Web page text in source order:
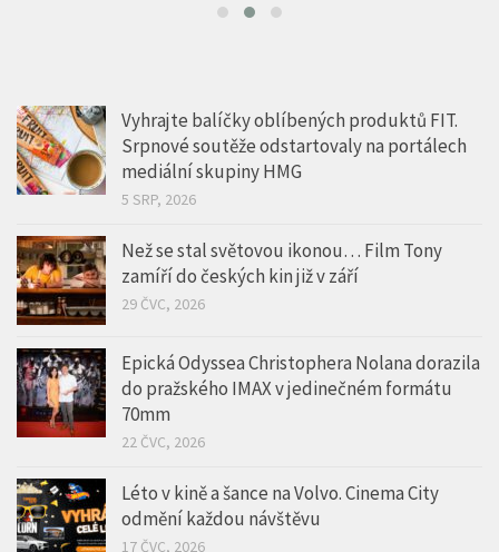
Vyhrajte balíčky oblíbených produktů FIT.
Srpnové soutěže odstartovaly na portálech
mediální skupiny HMG
5 SRP, 2026
Než se stal světovou ikonou… Film Tony
zamíří do českých kin již v září
29 ČVC, 2026
Epická Odyssea Christophera Nolana dorazila
do pražského IMAX v jedinečném formátu
70mm
22 ČVC, 2026
Léto v kině a šance na Volvo. Cinema City
odmění každou návštěvu
17 ČVC, 2026